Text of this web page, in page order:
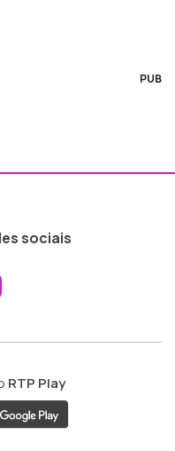
PUB
sociais
ao
RTP Play